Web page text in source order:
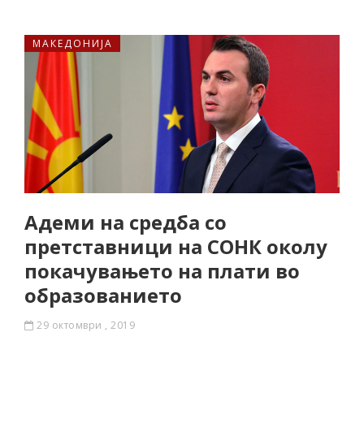
МАКЕДОНИЈА
Адеми на средба со
претставници на СОНК околу
покачувањето на плати во
образованието
29 октомври , 2019